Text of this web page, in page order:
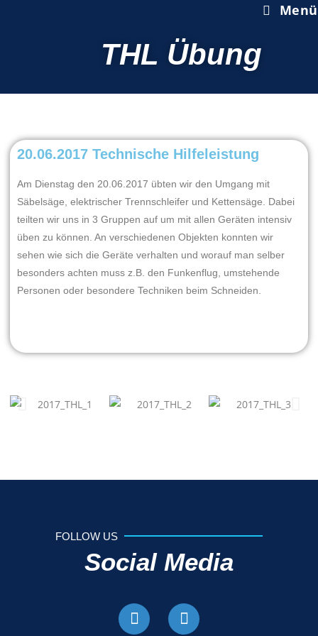
Menü
THL Übung
20.06.2017 Technische Hilfeleistung
Am Dienstag den 20.06.2017 übten wir den Umgang mit
Säbelsäge, elektrischer Trennschleifer und Kettensäge. Dabei
teilten wir uns in 3 Gruppen auf um mit allen Geräten intensiv
üben zu können. An verschiedenen Objekten konnten wir
sehen wie sich die Geräte verhalten und worauf man selber
besonders achten muss z.B. den Funkenflug, umstehende
Personen oder besondere Techniken beim Schneiden.
FOLLOW US
Social Media